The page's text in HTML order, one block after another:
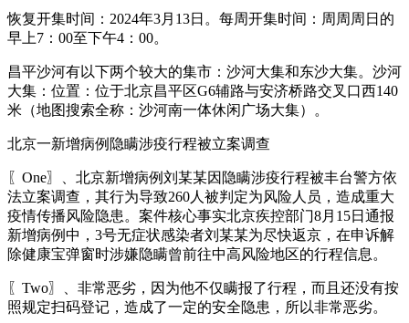
恢复开集时间：2024年3月13日。每周开集时间：周周周日的
早上7：00至下午4：00。
昌平沙河有以下两个较大的集市：沙河大集和东沙大集。沙河
大集：位置：位于北京昌平区G6辅路与安济桥路交叉口西140
米（地图搜索全称：沙河南一体休闲广场大集）。
北京一新增病例隐瞒涉疫行程被立案调查
〖One〗、北京新增病例刘某某因隐瞒涉疫行程被丰台警方依
法立案调查，其行为导致260人被判定为风险人员，造成重大
疫情传播风险隐患。案件核心事实北京疾控部门8月15日通报
新增病例中，3号无症状感染者刘某某为尽快返京，在申诉解
除健康宝弹窗时涉嫌隐瞒曾前往中高风险地区的行程信息。
〖Two〗、非常恶劣，因为他不仅瞒报了行程，而且还没有按
照规定扫码登记，造成了一定的安全隐患，所以非常恶劣。